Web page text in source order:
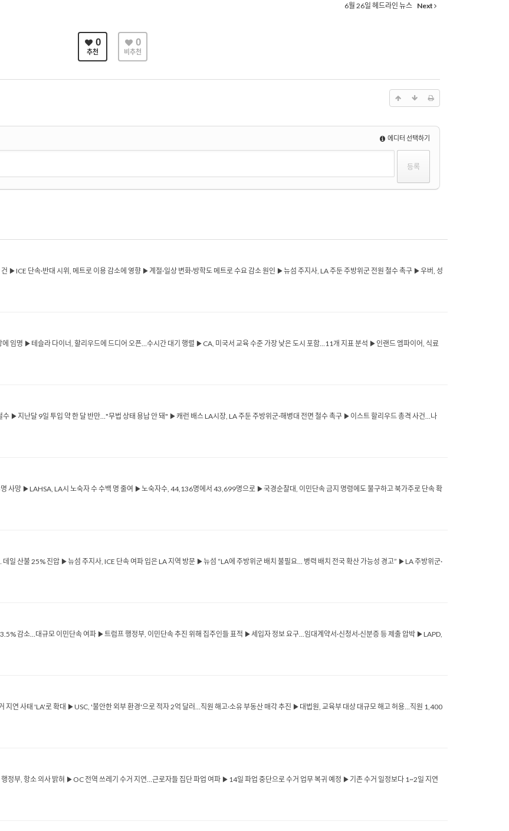
6월 26일 헤드라인 뉴스 Next
0
추천
0
비추천
에디터 선택하기
▶ICE 단속·반대 시위, 메트로 이용 감소에 영향 ▶계절·일상 변화·방학도 메트로 수요 감소 원인 ▶뉴섬 주지사, LA 주둔 주방위군 전원 철수 촉구 ▶우버, 성
에 임명 ▶테슬라 다이너, 할리우드에 드디어 오픈…수시간 대기 행렬 ▶CA, 미국서 교육 수준 가장 낮은 도시 포함…11개 지표 분석 ▶인랜드 엠파이어, 식료
▶지난달 9일 투입 약 한 달 반만…"무법 상태 용납 안 돼" ▶캐런 배스 LA시장, LA 주둔 주방위군·해병대 전면 철수 촉구 ▶이스트 할리우드 총격 사건…나
사망 ▶LAHSA, LA시 노숙자 수 수백 명 줄여 ▶노숙자수, 44,136명에서 43,699명으로 ▶국경순찰대, 이민단속 금지 명령에도 불구하고 북가주로 단속 확
일 산불 25% 진압 ▶뉴섬 주지사, ICE 단속 여파 입은 LA 지역 방문 ▶뉴섬 “LA에 주방위군 배치 불필요… 병력 배치 전국 확산 가능성 경고” ▶LA 주방위군·
감소…대규모 이민단속 여파 ▶트럼프 행정부, 이민단속 추진 위해 집주인들 표적 ▶세입자 정보 요구...임대계약서·신청서·신분증 등 제출 압박 ▶LAPD,
연 사태 'LA'로 확대 ▶USC, '불안한 외부 환경'으로 적자 2억 달러…직원 해고·소유 부동산 매각 추진 ▶대법원, 교육부 대상 대규모 해고 허용…직원 1,400
정부, 항소 의사 밝혀 ▶OC 전역 쓰레기 수거 지연…근로자들 집단 파업 여파 ▶14일 파업 중단으로 수거 업무 복귀 예정 ▶기존 수거 일정보다 1~2일 지연